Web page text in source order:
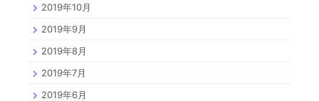
2019年10月
2019年9月
2019年8月
2019年7月
2019年6月